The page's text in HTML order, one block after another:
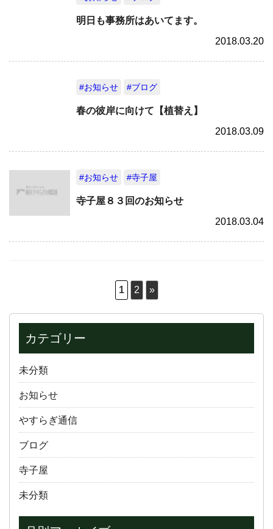
明日も事務所はあいてます。
2018.03.20
#お知らせ #ブログ
春の彼岸に向けて【植替え】
2018.03.09
#お知らせ #寺子屋
寺子屋８３回のお知らせ
2018.03.04
1 2 »
カテゴリー
未分類
お知らせ
やすらぎ通信
ブログ
寺子屋
未分類